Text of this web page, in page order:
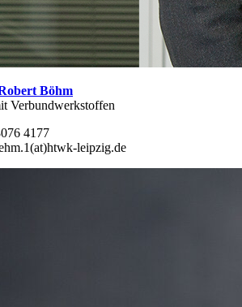
Böhm
Verbundwerkstoffen
4177
leipzig.de